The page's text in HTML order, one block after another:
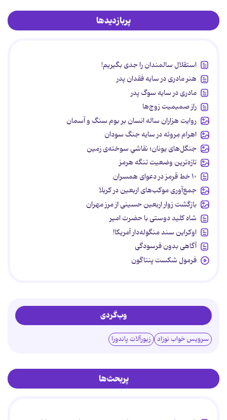
پربازدیدها
استقلال سالمندان را جدی بگیریم!
هنر مادری در سایه‌ فقدان پدر
مادری در سایه سوگ پدر
راز صمیمیت زوج‌ها
روایت هزاران ساله انسان بر بوم سنگ و آسمان
اهرام مِروئه در سایه جنگ سودان
جنگل‌های یونان؛ نقاشیِ سوخته‌ی زمین
تازه‌ترین وضعیت تنگه هرمز
۱۰ خط قرمز در دعوای همسران
جمع‌آوری موکب‌های اربعین در کربلا
بازگشت زوار اربعین حسینی از مرز مهران
شاه کلید دوستی با حضرت امیر
اوکراین سند منگوله‌دار آمریکا!
آگاهی بدون فرسودگی
فرمول شکست پنتاگون
وب‌گردی
سرویس خواب نوزاد زیورآلات پاندورا
پربحث‌ها